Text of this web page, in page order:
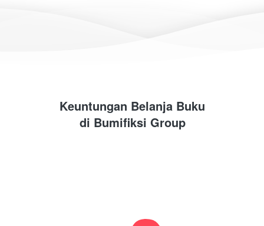
Keuntungan Belanja Buku
di Bumifiksi Group